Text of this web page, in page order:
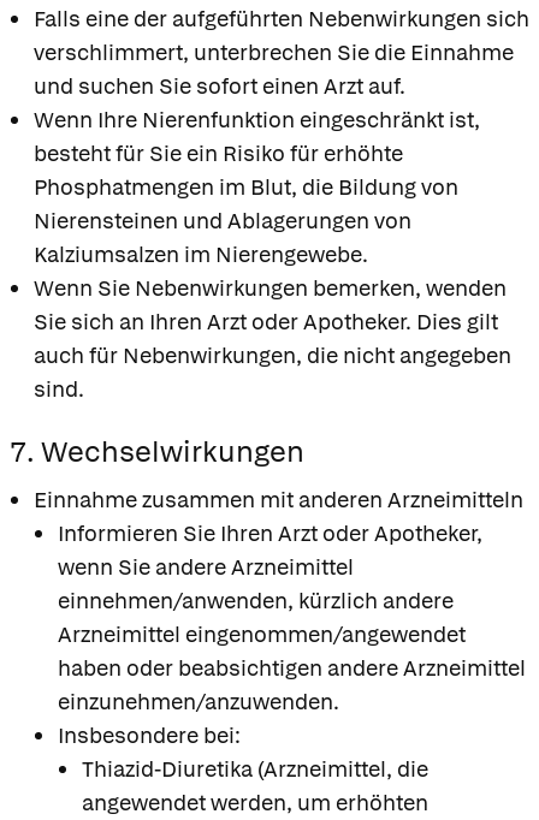
Falls eine der aufgeführten Nebenwirkungen sich
verschlimmert, unterbrechen Sie die Einnahme
und suchen Sie sofort einen Arzt auf.
Wenn Ihre Nierenfunktion eingeschränkt ist,
besteht für Sie ein Risiko für erhöhte
Phosphatmengen im Blut, die Bildung von
Nierensteinen und Ablagerungen von
Kalziumsalzen im Nierengewebe.
Wenn Sie Nebenwirkungen bemerken, wenden
Sie sich an Ihren Arzt oder Apotheker. Dies gilt
auch für Nebenwirkungen, die nicht angegeben
sind.
7. Wechselwirkungen
Einnahme zusammen mit anderen Arzneimitteln
Informieren Sie Ihren Arzt oder Apotheker,
wenn Sie andere Arzneimittel
einnehmen/anwenden, kürzlich andere
Arzneimittel eingenommen/angewendet
haben oder beabsichtigen andere Arzneimittel
einzunehmen/anzuwenden.
Insbesondere bei:
Thiazid-Diuretika (Arzneimittel, die
angewendet werden, um erhöhten